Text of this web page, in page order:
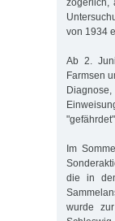
von 1934
Ab 2.
Farmsen
Im
die in
wurde